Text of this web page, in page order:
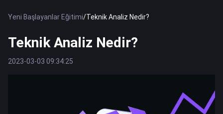
Yeni Başlayanlar Eğitimi/Teknik Analiz Nedir?
Teknik Analiz Nedir?
2023-03-03 09:34:25